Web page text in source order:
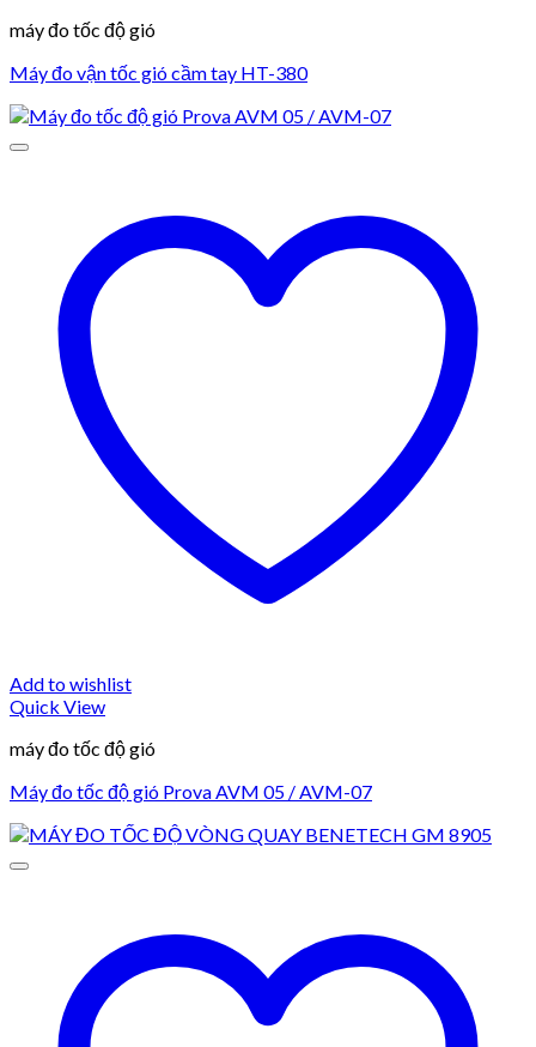
máy đo tốc độ gió
Máy đo vận tốc gió cầm tay HT-380
Add to wishlist
Quick View
máy đo tốc độ gió
Máy đo tốc độ gió Prova AVM 05 / AVM-07